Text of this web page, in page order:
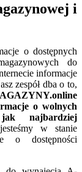
i
o dostępnych
do
informacje
zespół dba o to,
o wolnych
jak najbardziej
w stanie
o dostępności